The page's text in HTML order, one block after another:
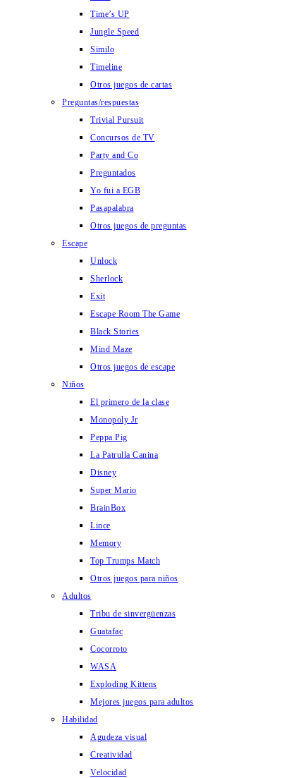
Time’s UP
Jungle Speed
Similo
Timeline
Otros juegos de cartas
Preguntas/respuestas
Trivial Pursuit
Concursos de TV
Party and Co
Preguntados
Yo fui a EGB
Pasapalabra
Otros juegos de preguntas
Escape
Unlock
Sherlock
Exit
Escape Room The Game
Black Stories
Mind Maze
Otros juegos de escape
Niños
El primero de la clase
Monopoly Jr
Peppa Pig
La Patrulla Canina
Disney
Super Mario
BrainBox
Lince
Memory
Top Trumps Match
Otros juegos para niños
Adultos
Tribu de sinvergüenzas
Guatafac
Cocorroto
WASA
Exploding Kittens
Mejores juegos para adultos
Habilidad
Agudeza visual
Creatividad
Velocidad